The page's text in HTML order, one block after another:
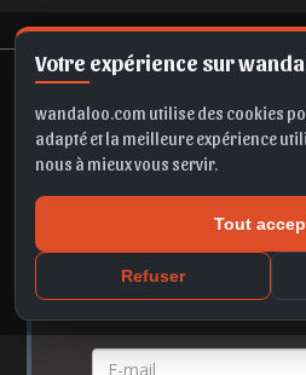
Votre expérience sur
wandaloo.com utilise des cookies
adapté et la meilleure expérience
nous à mieux vous servir.
Tout
Refuser
Accès membre
Vos identifiants